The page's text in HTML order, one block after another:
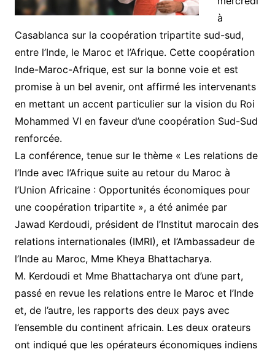
à
Casablanca sur la coopération tripartite sud-sud,
entre l’Inde, le Maroc et l’Afrique. Cette coopération
Inde-Maroc-Afrique, est sur la bonne voie et est
promise à un bel avenir, ont affirmé les intervenants
en mettant un accent particulier sur la vision du Roi
Mohammed VI en faveur d’une coopération Sud-Sud
renforcée.
La conférence, tenue sur le thème « Les relations de
l’Inde avec l’Afrique suite au retour du Maroc à
l’Union Africaine : Opportunités économiques pour
une coopération tripartite », a été animée par
Jawad Kerdoudi, président de l’Institut marocain des
relations internationales (IMRI), et l’Ambassadeur de
l’Inde au Maroc, Mme Kheya Bhattacharya.
M. Kerdoudi et Mme Bhattacharya ont d’une part,
passé en revue les relations entre le Maroc et l’Inde
et, de l’autre, les rapports des deux pays avec
l’ensemble du continent africain. Les deux orateurs
ont indiqué que les opérateurs économiques indiens